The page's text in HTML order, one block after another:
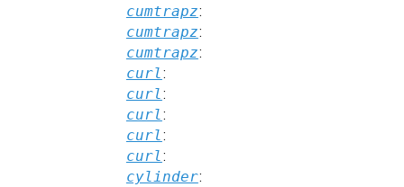
cumtrapz:
cumtrapz:
cumtrapz:
curl:
curl:
curl:
curl:
curl:
cylinder: